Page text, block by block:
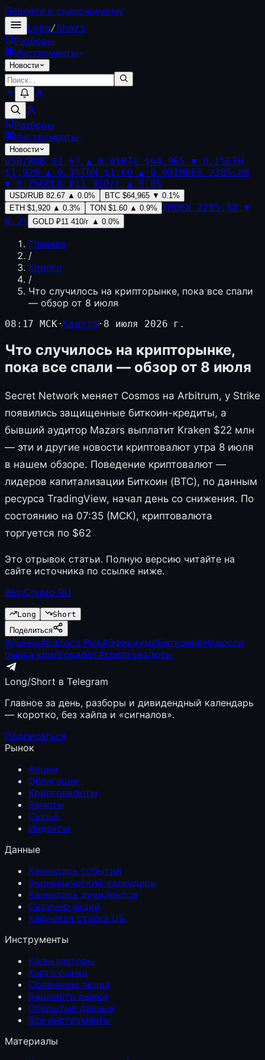
Перейти к содержимому
Long/Short
Разборы
Инструменты
Новости
Разборы
Инструменты
Новости
USD/RUB 82.67 ▲ 0.0%BTC $64,965 ▼ 0.1%ETH
$1,920 ▲ 0.3%TON $1.60 ▲ 0.9%IMOEX 2285.88
▼ 0.2%GOLD ₽11 410/г ▲ 0.0%
USD/RUB 82.67 ▲ 0.0% BTC $64,965 ▼ 0.1%
ETH $1,920 ▲ 0.3% TON $1.60 ▲ 0.9% IMOEX 2285.88 ▼
0.2% GOLD ₽11 410/г ▲ 0.0%
Главная
/
Крипто
/
Что случилось на крипторынке, пока все спали
— обзор от 8 июля
08:17 МСК· Крипто· 8 июля 2026 г.
Что случилось на крипторынке,
пока все спали — обзор от 8 июля
Secret Network меняет Cosmos на Arbitrum, у Strike
появились защищенные биткоин-кредиты, а
бывший аудитор Mazars выплатит Kraken $22 млн
— эти и другие новости криптовалют утра 8 июля
в нашем обзоре. Поведение криптовалют —
лидеров капитализации Биткоин (BTC), по данным
ресурса TradingView, начал день со снижения. По
состоянию на 07:35 (МСК), криптовалюта
торгуется по $62
Это отрывок статьи. Полную версию читайте на
сайте источника по ссылке ниже.
BeInCrypto RU
Long
Short
Поделиться
#Рынки#Editor's Pick#Эфириум#Биткоин#Новости
рынка криптовалют#криптовалюты
Long/Short в Telegram
Главное за день, разборы и дивидендный календарь
— коротко, без хайпа и «сигналов».
Подписаться
Рынок
Акции
Облигации
Криптовалюты
Валюты
Сырьё
Индексы
Данные
Календарь событий
Экономический календарь
Календарь дивидендов
Скринер акций
Ключевая ставка ЦБ
Инструменты
Калькуляторы
Карта рынка
Сравнение акций
Барометр рынка
Открытые данные
Все инструменты
Материалы